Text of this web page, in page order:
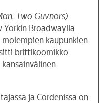
Two Guvnors)
Yorkin Broadwaylla
kaupunkien
brittikoomikko
kansainvälinen
ja Cordenissa on